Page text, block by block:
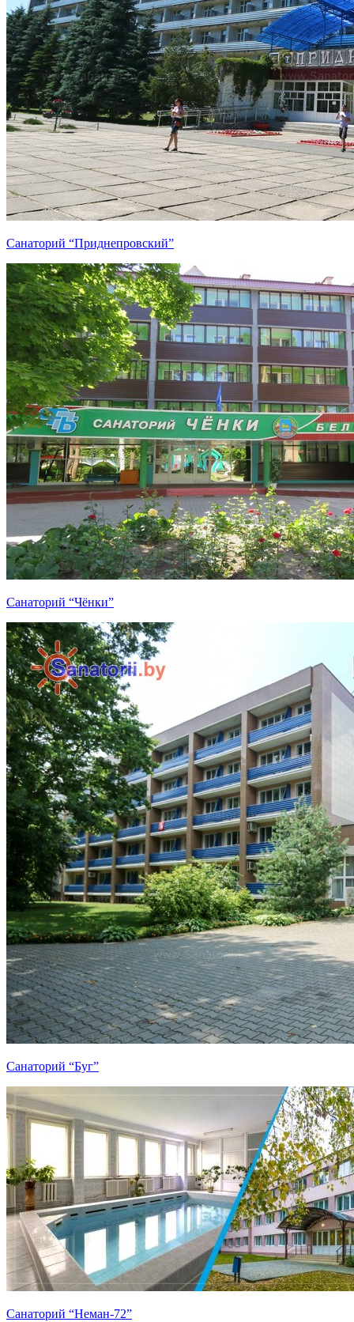
Санаторий “Приднепровский”
Санаторий “Чёнки”
Санаторий “Буг”
Санаторий “Неман-72”